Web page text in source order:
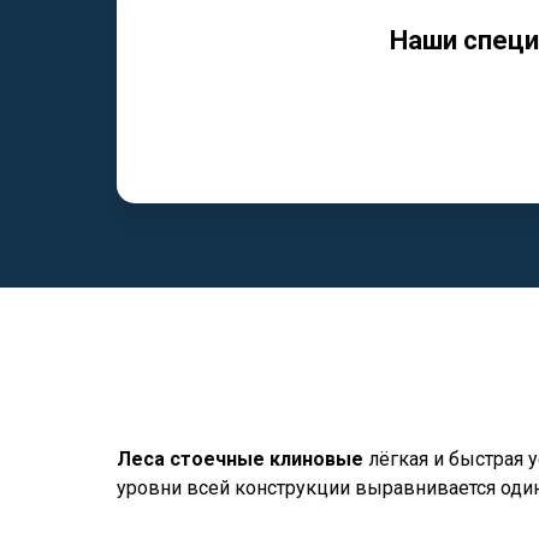
Наши
Леса стоечные клиновые лёгкая и быстрая
уровни всей конструкции выравнивается